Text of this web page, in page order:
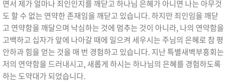
면서 제가 얼마나 죄인인지를 깨닫고 하나님 은혜가 아니면 나는 아무것
도 할 수 없는 연약한 존재임을 깨닫고 있습니다.하지만 죄인임을 깨닫
고 연약함을 깨달으며 낙심하는 것에 멈추는 것이 아니라, 나의 연약함을
고백하고 십자가 앞에 나아갈 때에 일으켜 세우시는 주님의 은혜로 참 평
안하과 힘을 얻는 것을 매 번 경험하고 있습니다. 지난 특별새벽부흥회는
저의 연약함을 드러내시고, 새롭게 하시는 하나님의 은혜를 경험하도록
하는 도약대가 되었습니다.